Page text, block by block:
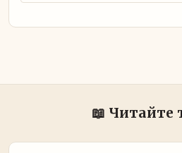
📖 Читайте